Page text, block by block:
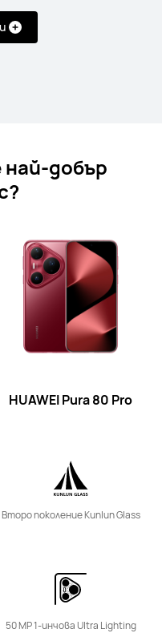
Pura 80 Ultra
Pura 80 Pro
добър
HUAWEI Pura 80 Pro
Второ поколение Kunlun Glass
50 MP 1-инчова Ultra Lighting